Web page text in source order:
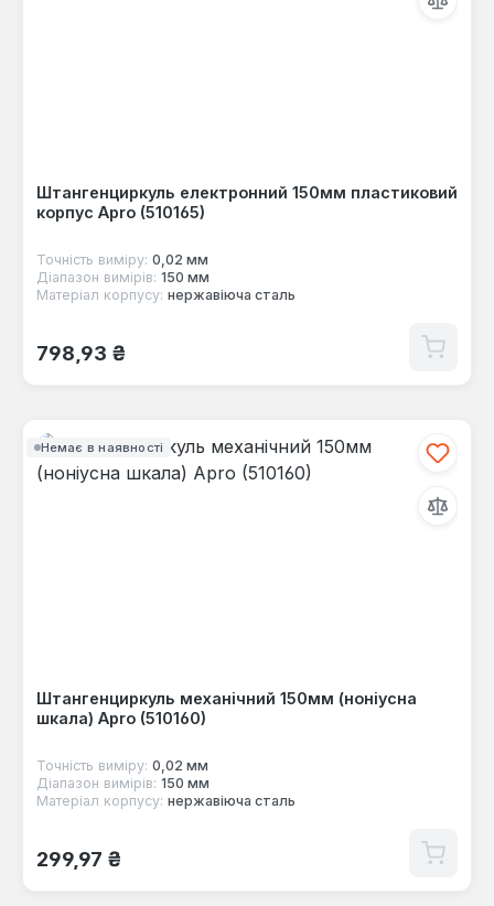
Штангенциркуль електронний 150мм пластиковий
корпус Apro (510165)
Точність виміру: 0,02 мм
Діапазон вимірів: 150 мм
Матеріал корпусу: нержавіюча сталь
Звичайна ціна:
798,93 ₴
Немає в наявності
Штангенциркуль механічний 150мм (ноніусна
шкала) Apro (510160)
Точність виміру: 0,02 мм
Діапазон вимірів: 150 мм
Матеріал корпусу: нержавіюча сталь
Звичайна ціна:
299,97 ₴